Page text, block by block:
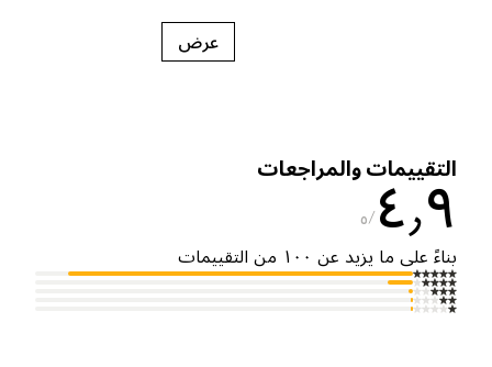
عرض
والمراجعات
٥
على ما يزيد عن ١٠٠ من التقييمات